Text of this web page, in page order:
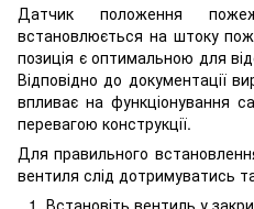
Датчик положення
встановлюється на штоку
позиція є оптимальною для
Відповідно до документації
впливає на функціонування
перевагою конструкції.
Для правильного
вентиля слід дотримуватись
Встановіть вентиль у